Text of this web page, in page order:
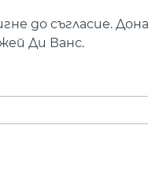
до съгласие.
Ди Ванс.